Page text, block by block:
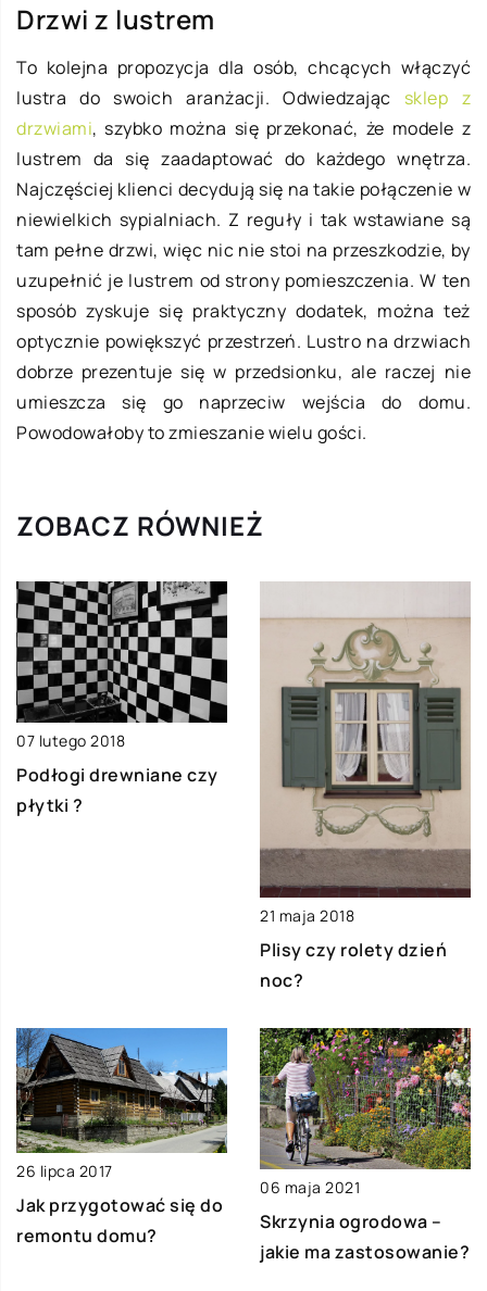
Drzwi z lustrem
To kolejna propozycja dla osób, chcących włączyć
lustra do swoich aranżacji. Odwiedzając sklep z
drzwiami, szybko można się przekonać, że modele z
lustrem da się zaadaptować do każdego wnętrza.
Najczęściej klienci decydują się na takie połączenie w
niewielkich sypialniach. Z reguły i tak wstawiane są
tam pełne drzwi, więc nic nie stoi na przeszkodzie, by
uzupełnić je lustrem od strony pomieszczenia. W ten
sposób zyskuje się praktyczny dodatek, można też
optycznie powiększyć przestrzeń. Lustro na drzwiach
dobrze prezentuje się w przedsionku, ale raczej nie
umieszcza się go naprzeciw wejścia do domu.
Powodowałoby to zmieszanie wielu gości.
ZOBACZ RÓWNIEŻ
07 lutego 2018
Podłogi drewniane czy
płytki ?
21 maja 2018
Plisy czy rolety dzień
noc?
26 lipca 2017
Jak przygotować się do
remontu domu?
06 maja 2021
Skrzynia ogrodowa –
jakie ma zastosowanie?